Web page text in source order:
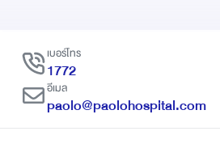
เบอร์โทร
1772
อีเมล
paolo@paolohospital.com